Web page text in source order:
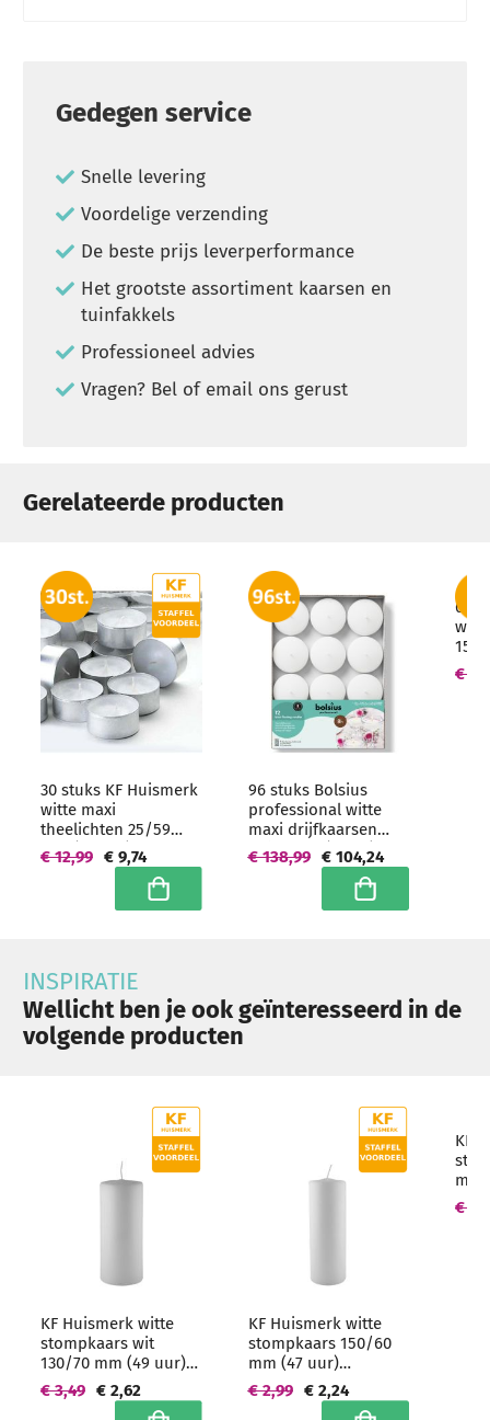
Gedegen service
Snelle levering
Voordelige verzending
De beste prijs leverperformance
Het grootste assortiment kaarsen en
tuinfakkels
Professioneel advies
Vragen? Bel of email ons gerust
Gerelateerde producten
30 stuks KF Huismerk
witte maxi
theelichten 25/59
mm (10 uur)
Hoogwaardige
horeca kwaliteit
€ 9,74
€ 12,99
In winkelwagen
96 stuks Bolsius
professional witte
maxi drijfkaarsen
29/77 mm (8 uur) -
grootverpakking
€ 104,24
€ 138,99
In winkelwagen
6
€
Wellicht ben je ook geïnteresseerd in de
volgende producten
INSPIRATIE
KF Huismerk witte
stompkaars wit
130/70 mm (49 uur)
Hoogwaardige
horeca kwaliteit
€ 2,62
€ 3,49
KF Huismerk witte
stompkaars 150/60
mm (47 uur)
Hoogwaardige
horeca kwaliteit
€ 2,24
€ 2,99
KF
mm
€